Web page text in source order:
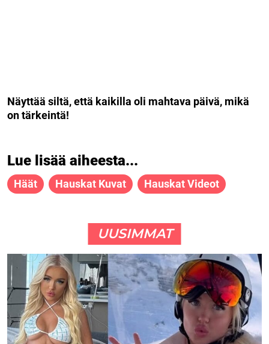
Näyttää siltä, ​​että kaikilla oli mahtava päivä, mikä
on tärkeintä!
Lue lisää aiheesta...
Häät Hauskat Kuvat Hauskat Videot
UUSIMMAT